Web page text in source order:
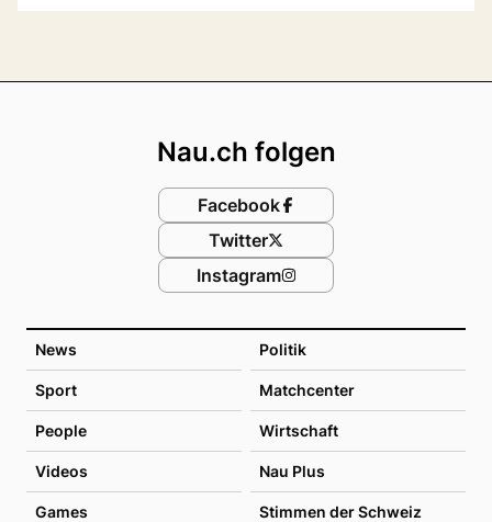
News Politik
Sport Matchcenter
People Wirtschaft
Videos Nau Plus
Games Stimmen der Schweiz
Nau.ch folgen
Facebook
Twitter
Instagram